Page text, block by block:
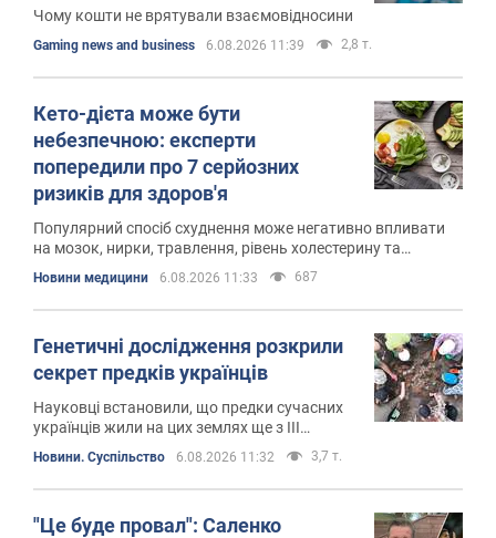
Чому кошти не врятували взаємовідносини
Gaming news and business 6.08.2026 11:39 2,8 т.
Кето-дієта може бути
небезпечною: експерти
попередили про 7 серйозних
ризиків для здоров'я
Популярний спосіб схуднення може негативно впливати
на мозок, нирки, травлення, рівень холестерину та
Новини медицини 6.08.2026 11:33 687
Генетичні дослідження розкрили
секрет предків українців
Науковці встановили, що предки сучасних
українців жили на цих землях ще з ІІІ
тисячоліття до нашої ери
Новини. Суспільство 6.08.2026 11:32 3,7 т.
"Це буде провал": Саленко